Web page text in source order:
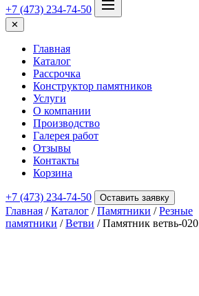
+7 (473) 234-74-50
✕
Главная
Каталог
Рассрочка
Конструктор памятников
Услуги
О компании
Производство
Галерея работ
Отзывы
Контакты
Корзина
+7 (473) 234-74-50 Оставить заявку
Главная /Каталог /Памятники /Резные
памятники /Ветви / Памятник ветвь-020